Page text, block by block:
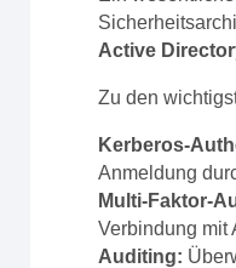
Active
Zu den
Kerberos-
Anmeldung
Multi-Faktor-
Verbindung mit
Auditing: